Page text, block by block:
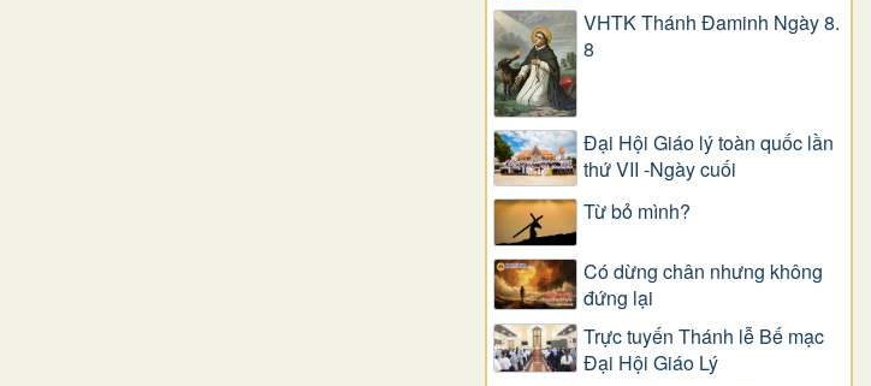
VHTK Thánh Đaminh Ngày 8.
8
Đại Hội Giáo lý toàn quốc lần
thứ VII -Ngày cuối
Từ bỏ mình?
Có dừng chân nhưng không
đứng lại
Trực tuyến Thánh lễ Bế mạc
Đại Hội Giáo Lý